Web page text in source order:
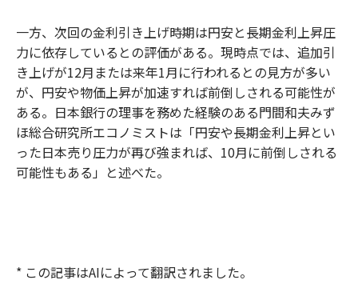
一方、次回の金利引き上げ時期は円安と長期金利上昇圧
力に依存しているとの評価がある。現時点では、追加引
き上げが12月または来年1月に行われるとの見方が多い
が、円安や物価上昇が加速すれば前倒しされる可能性が
ある。日本銀行の理事を務めた経験のある門間和夫みず
ほ総合研究所エコノミストは「円安や長期金利上昇とい
った日本売り圧力が再び強まれば、10月に前倒しされる
可能性もある」と述べた。
* この記事はAIによって翻訳されました。